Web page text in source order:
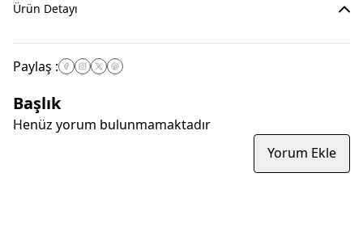
Ürün Detayı
Paylaş :
Başlık
Henüz yorum bulunmamaktadır
Yorum Ekle